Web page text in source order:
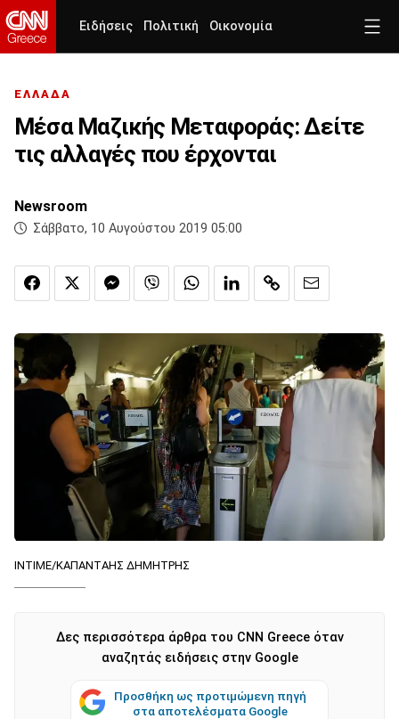
Ειδήσεις Πολιτική Οικονομία
ΕΛΛΑΔΑ
Μέσα Μαζικής Μεταφοράς: Δείτε
τις αλλαγές που έρχονται
Newsroom
Σάββατο, 10 Αυγούστου 2019 05:00
ΙΝΤΙΜΕ/ΚΑΠΑΝΤΑΗΣ ΔΗΜΗΤΡΗΣ
Δες περισσότερα άρθρα του CNN Greece όταν
αναζητάς ειδήσεις στην Google
Προσθήκη ως προτιμώμενη πηγή
στα αποτελέσματα Google